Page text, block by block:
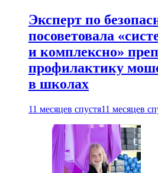
Эксперт по
посоветовала
и комплексно»
профилактику
в школах
11 месяцев спустя11 месяцев